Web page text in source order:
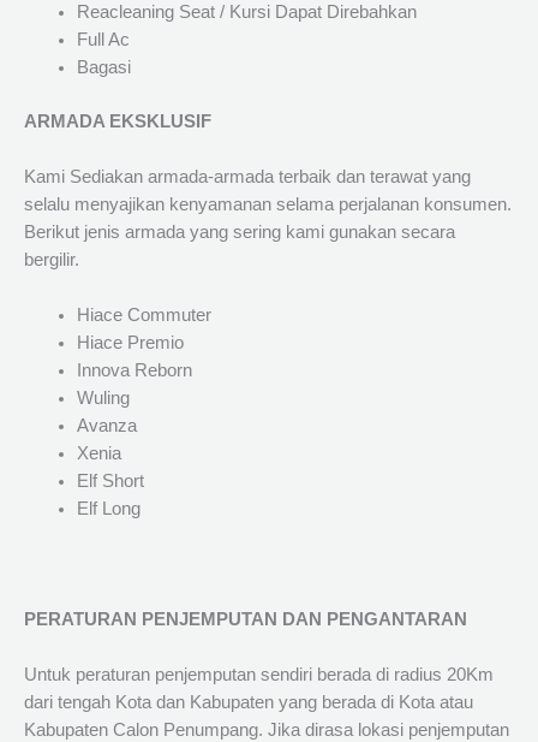
Reacleaning Seat / Kursi Dapat Direbahkan
Full Ac
Bagasi
ARMADA EKSKLUSIF
Kami Sediakan armada-armada terbaik dan terawat yang
selalu menyajikan kenyamanan selama perjalanan konsumen.
Berikut jenis armada yang sering kami gunakan secara
bergilir.
Hiace Commuter
Hiace Premio
Innova Reborn
Wuling
Avanza
Xenia
Elf Short
Elf Long
PERATURAN PENJEMPUTAN DAN PENGANTARAN
Untuk peraturan penjemputan sendiri berada di radius 20Km
dari tengah Kota dan Kabupaten yang berada di Kota atau
Kabupaten Calon Penumpang. Jika dirasa lokasi penjemputan